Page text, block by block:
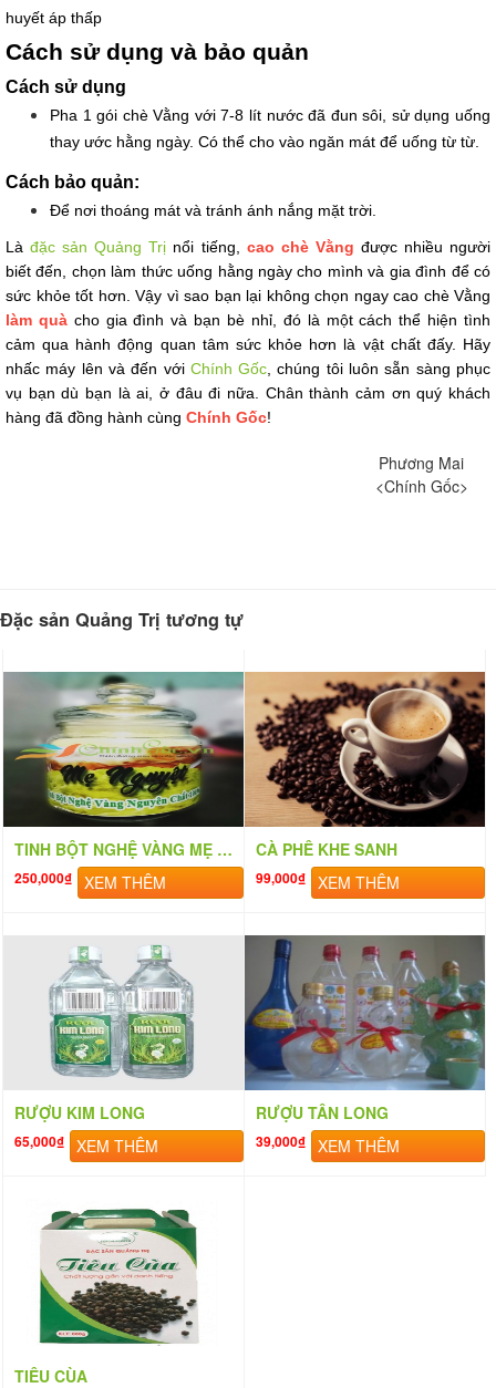
huyết áp thấp
Cách sử dụng và bảo quản
Cách sử dụng
Pha 1 gói chè Vằng với 7-8 lít nước đã đun sôi, sử dụng uống
thay ước hằng ngày. Có thể cho vào ngăn mát để uống từ từ.
Cách bảo quản:
Để nơi thoáng mát và tránh ánh nắng mặt trời.
Là đặc sản Quảng Trị nổi tiếng, cao chè Vằng được nhiều người
biết đến, chọn làm thức uống hằng ngày cho mình và gia đình để có
làm quà cho gia đình và bạn bè nhỉ, đó là một cách thể hiện tình
cảm qua hành động quan tâm sức khỏe hơn là vật chất đấy. Hãy
nhấc máy lên và đến với Chính Gốc , chúng tôi luôn sẵn sàng phục
vụ bạn dù bạn là ai, ở đâu đi nữa. Chân thành cảm ơn quý khách
hàng đã đồng hành cùng Chính Gốc!
Phương Mai
<Chính Gốc>
Đặc sản Quảng Trị tương tự
TINH BỘT NGHỆ VÀNG MẸ NGUYỆT
250,000₫ XEM THÊM
CÀ PHÊ KHE SANH
99,000₫ XEM THÊM
RƯỢU KIM LONG
65,000₫ XEM THÊM
RƯỢU TÂN LONG
39,000₫ XEM THÊM
TIÊU CÙA